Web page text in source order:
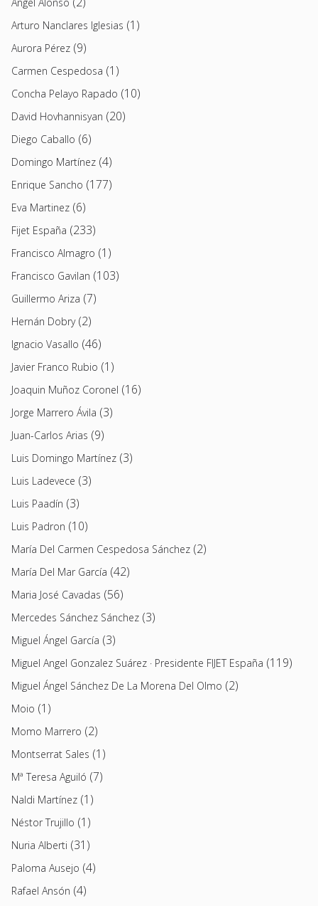
Arturo Nanclares Iglesias (1)
Aurora Pérez (9)
Carmen Cespedosa (1)
Concha Pelayo Rapado (10)
David Hovhannisyan (20)
Diego Caballo (6)
Domingo Martínez (4)
Enrique Sancho (177)
Eva Martinez (6)
Fijet España (233)
Francisco Almagro (1)
Francisco Gavilan (103)
Guillermo Ariza (7)
Hernán Dobry(2)
Ignacio Vasallo (46)
Javier Franco Rubio (1)
Joaquin Muñoz Coronel (16)
Jorge Marrero Ávila (3)
Juan-Carlos Arias (9)
Luis Domingo Martínez (3)
Luis Ladevece (3)
Luis Paadín (3)
Luis Padron (10)
María Del Carmen Cespedosa Sánchez (2)
María Del Mar García (42)
Maria José Cavadas (56)
Mercedes Sánchez Sánchez (3)
Miguel Ángel García (3)
Miguel Angel Gonzalez Suárez · Presidente FIJET España (119)
Miguel Ángel Sánchez De La Morena Del Olmo (2)
Moio (1)
Momo Marrero (2)
Montserrat Sales (1)
Mª Teresa Aguiló (7)
Naldi Martínez (1)
Néstor Trujillo (1)
Nuria Alberti (31)
Paloma Ausejo (4)
Rafael Ansón (4)